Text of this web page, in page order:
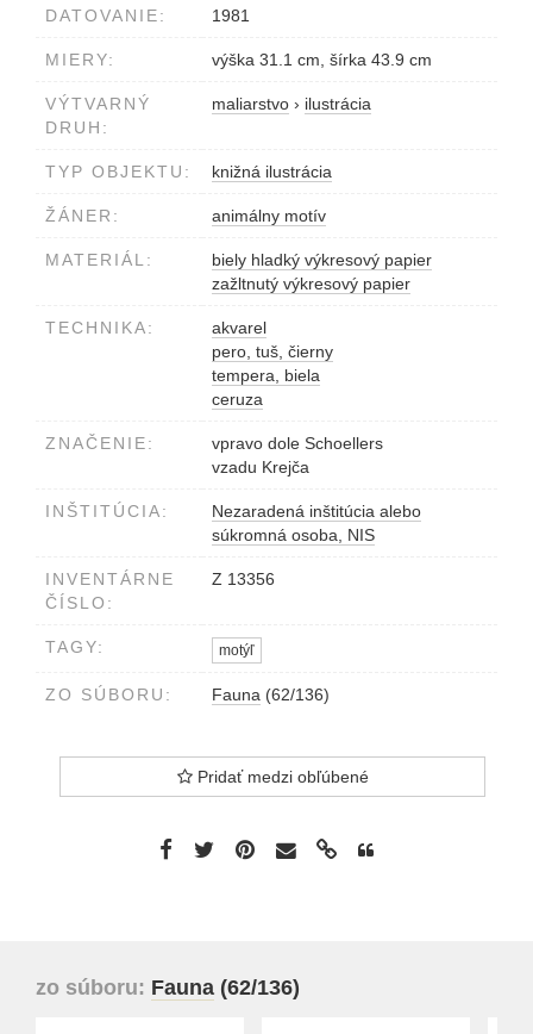
DATOVANIE: 1981
MIERY: výška 31.1 cm, šírka 43.9 cm
VÝTVARNÝ
DRUH:
maliarstvo › ilustrácia
TYP OBJEKTU: knižná ilustrácia
ŽÁNER: animálny motív
MATERIÁL:
biely hladký výkresový papier
zažltnutý výkresový papier
TECHNIKA:
akvarel
pero, tuš, čierny
tempera, biela
ceruza
ZNAČENIE:
vpravo dole Schoellers
vzadu Krejča
INŠTITÚCIA:
Nezaradená inštitúcia alebo
súkromná osoba, NIS
INVENTÁRNE
ČÍSLO:
Z 13356
TAGY: motýľ
ZO SÚBORU: Fauna (62/136)
Pridať medzi obľúbené
zo súboru: Fauna (62/136)